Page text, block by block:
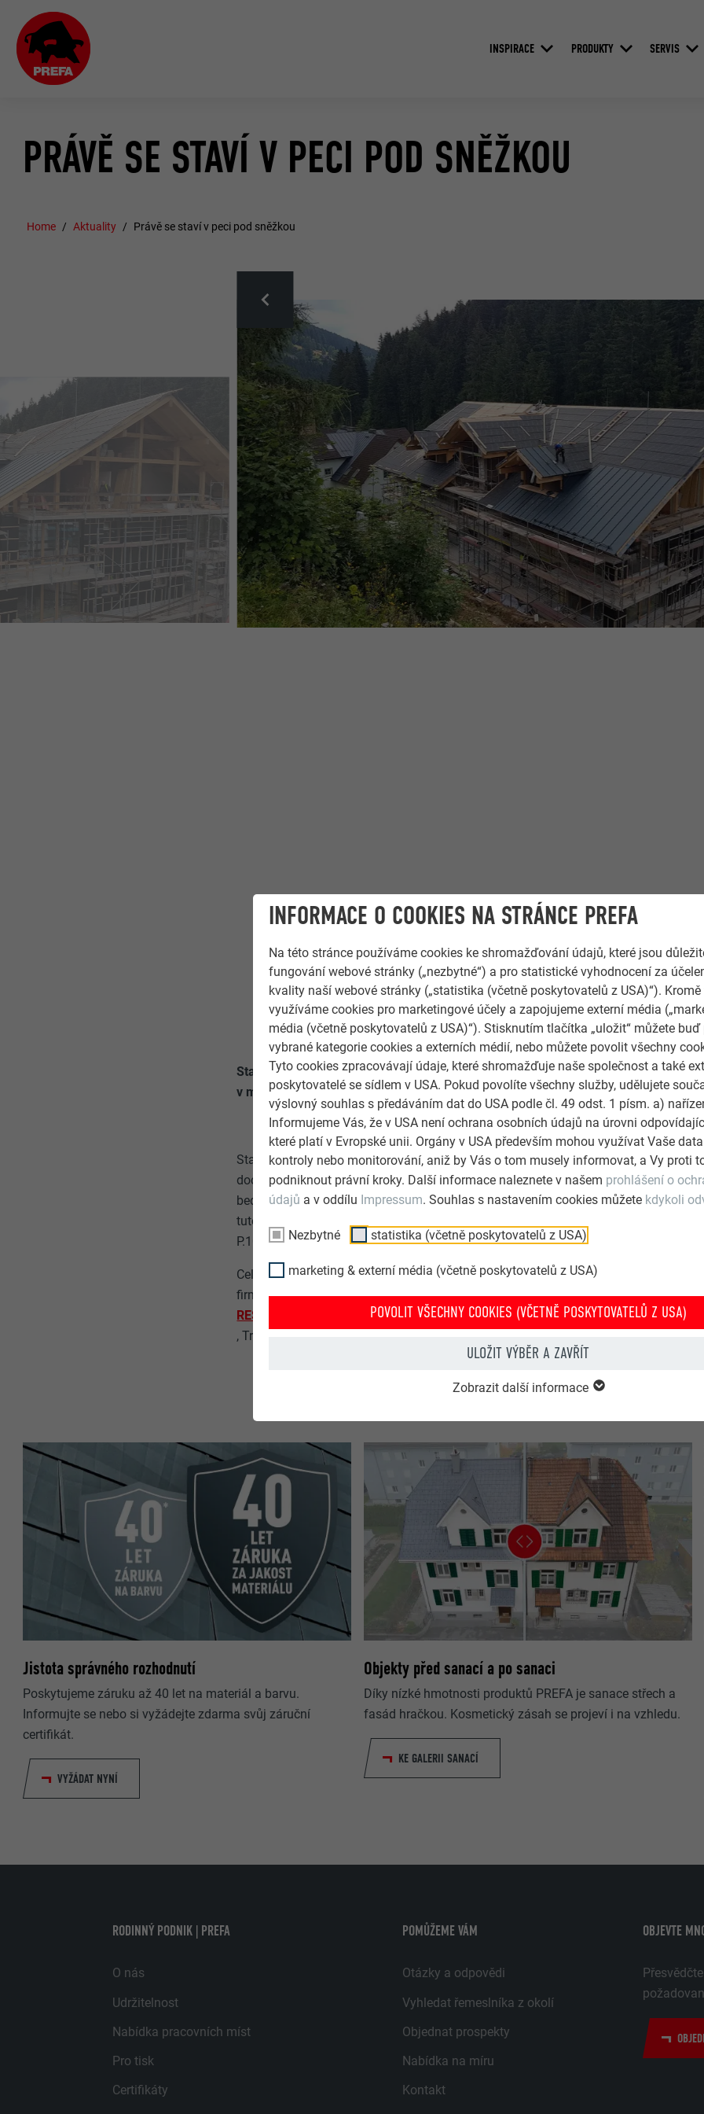
INFORMACE O COOKIES NA STRÁNCE PREFA
Na této stránce používáme cookies ke shromažďování údajů, které jsou
fungování webové stránky („nezbytné“) a pro statistické vyhodnocení za
kvality naší webové stránky („statistika (včetně poskytovatelů z USA)“).
využíváme cookies pro marketingové účely a zapojujeme externí média
média (včetně poskytovatelů z USA)“). Stisknutím tlačítka „uložit“ můžete
vybrané kategorie cookies a externích médií, nebo můžete povolit všechny
Tyto cookies zpracovávají údaje, které shromažďuje naše společnost a také
poskytovatelé se sídlem v USA. Pokud povolíte všechny služby, udělujete
výslovný souhlas s předáváním dat do USA podle čl. 49 odst. 1 písm. a)
Informujeme Vás, že v USA není ochrana osobních údajů na úrovni
které platí v Evropské unii. Orgány v USA především mohou využívat Vaše
kontroly nebo monitorování, aniž by Vás o tom musely informovat, a Vy proti
podniknout právní kroky. Další informace naleznete v našem prohlášení o
údajů a v oddílu Impressum. Souhlas s nastavením cookies můžete kdykoli
Nezbytné statistika (včetně poskytovatelů z USA)
marketing & externí média (včetně poskytovatelů z USA)
POVOLIT VŠECHNY COOKIES (VČETNĚ POSKYTOVATELŮ Z USA)
ULOŽIT VÝBĚR A ZAVŘÍT
Zobrazit další informace
INSPIRACE PRODUKTY SERVIS
PRÁVĚ SE STAVÍ V PECI POD SNĚŽKOU
Home Aktuality Právě se staví v peci pod sněžkou
Stavba penzionu Post na volné ploše nedaleko autobusového nádraží v Peci pod
v minulém roce
Stavební práce na penzionu Post má pod kontrolou pardubická firmaJečmínek
dochází k zakrývání hrubé stavby. Na střešní provětrávanou skladbu s
bednění a doplňkovou hydroizolační vrstvu se falcují hliníkové krycí pásy.
tuto specifikaci: tloušťka plechu 0,7 mm, rozvinutá šířka svitků 650 mm, povrch
P.10 antracitová. Jak na materiál, tak na stálobarevnost je poskytována záruka 40 let.
Celková plocha střechy je cca 900m2.Kompletní dodávku střechy, včetně
firma
REST.TU s.r.o.
, Trutnov.
Jistota správného rozhodnutí
Poskytujeme záruku až 40 let na materiál a barvu.
Informujte se nebo si vyžádejte zdarma svůj záruční
certifikát.
VYŽÁDAT NYNÍ
Objekty před sanací a po sanaci
Díky nízké hmotnosti produktů PREFA je sanace střech a
fasád hračkou. Kosmetický zásah se projeví i na vzhledu.
KE GALERII SANACÍ
OBJEVTE
RODINNÝ PODNIK | PREFA
O nás
Udržitelnost
Nabídka pracovních míst
Pro tisk
Certifikáty
POMŮŽEME VÁM
Otázky a odpovědi
Vyhledat řemeslníka z okolí
Objednat prospekty
Nabídka na míru
Kontakt